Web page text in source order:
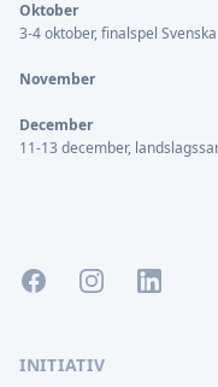
Oktober
3-4 oktober, finalspel
November
December
11-13 december,
FacebookInstagramLinkedIn
INITIATIV